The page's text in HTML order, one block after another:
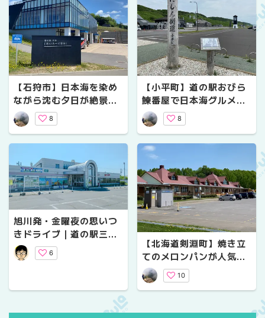
【石狩市】日本海を染め
ながら沈む夕日が絶景！
「道の駅 石狩あいろーど
厚田」のおすすめグルメ
と見どころ
8
【小平町】道の駅おびら
鰊番屋で日本海グルメを
満喫！重要文化財の鰊番
屋とにしん丼がおすすめ
8
旭川発・金曜夜の思いつ
きドライブ｜道の駅三笠
で車中泊・三笠天然温
泉・滝川のチャップ丼
6
【北海道剣淵町】焼き立
てのメロンパンが人気｜
映画のロケ地になった
「道の駅 絵本の里けんぶ
ち」
10